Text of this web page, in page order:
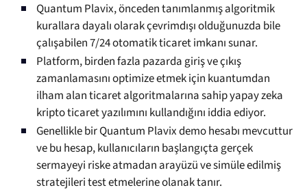
Quantum Plavix, önceden tanımlanmış algoritmik
kurallara dayalı olarak çevrimdışı olduğunuzda bile
çalışabilen 7/24 otomatik ticaret imkanı sunar.
Platform, birden fazla pazarda giriş ve çıkış
zamanlamasını optimize etmek için kuantumdan
ilham alan ticaret algoritmalarına sahip yapay zeka
kripto ticaret yazılımını kullandığını iddia ediyor.
Genellikle bir Quantum Plavix demo hesabı mevcuttur
ve bu hesap, kullanıcıların başlangıçta gerçek
sermayeyi riske atmadan arayüzü ve simüle edilmiş
stratejileri test etmelerine olanak tanır.